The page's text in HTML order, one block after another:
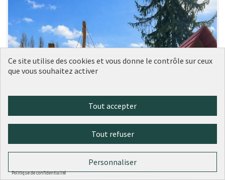
Ce site utilise des cookies et vous donne le contrôle sur ceux
que vous souhaitez activer
Tout accepter
Tout refuser
Personnaliser
Politique de confidentialité